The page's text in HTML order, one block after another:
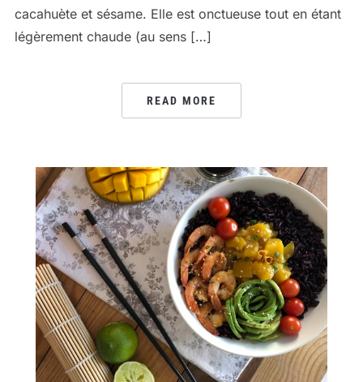
cacahuète et sésame. Elle est onctueuse tout en étant
légèrement chaude (au sens […]
READ MORE